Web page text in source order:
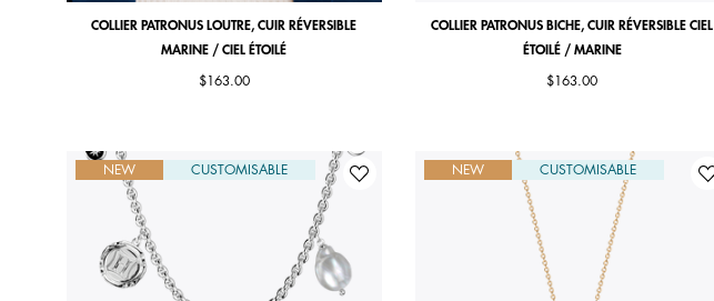
COLLIER PATRONUS LOUTRE, CUIR RÉVERSIBLE
MARINE / CIEL ÉTOILÉ
$163.00
COLLIER PATRONUS BICHE, CUIR RÉVERSIBLE CIEL
ÉTOILÉ / MARINE
$163.00
NEW CUSTOMISABLE NEW CUSTOMISABLE